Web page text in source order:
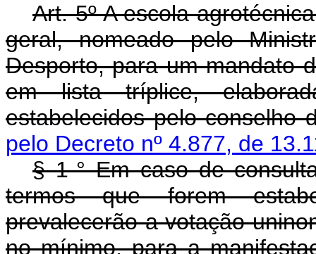
Art. 5º A escola
geral, nomeado pelo
Desporto, para um mandato
em lista tríplice,
estabelecidos pelo conselho
pelo Decreto nº 4.877, de
§ 1-° Em caso de
termos que forem
prevalecerão a votação
no mínimo, para a